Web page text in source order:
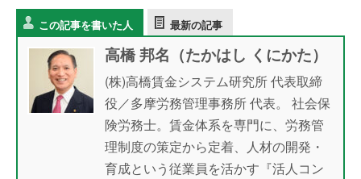
この記事を書いた人 最新の記事
高橋 邦名（たかはし くにかた）
(株)高橋賃金システム研究所 代表取締
役／多摩労務管理事務所 代表。 社会保
険労務士。賃金体系を専門に、労務管
理制度の策定から定着、人材の開発・
育成という従業員を活かす『活人コン